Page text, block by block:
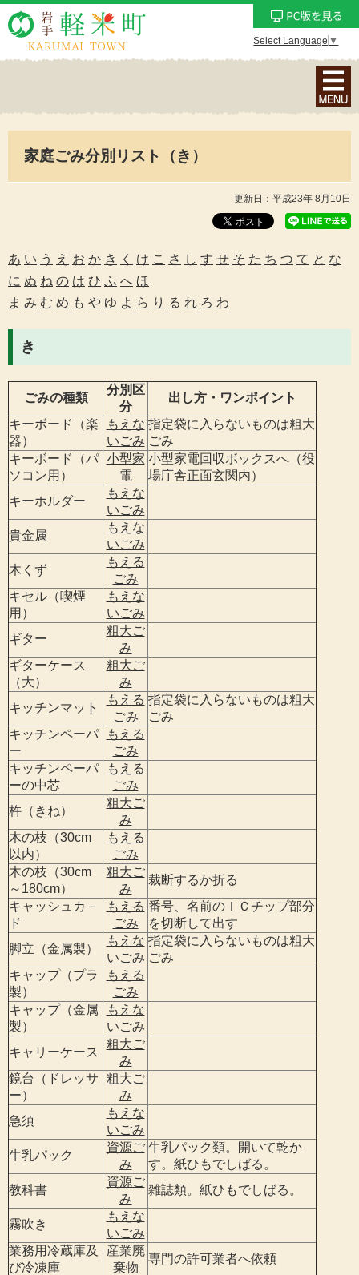
Select Language ▼
ナ
ビ
ン
メ
ュ
家庭ごみ分別リスト（き）
更新日：平成23年 8月10日
あ い う え お か き く け こ さ し す せ そ た ち つ て と な
に ぬ ね の は ひ ふ へ ほ
ま み む め も や ゆ よ ら り る れ ろ わ
き
ごみの種類
分別区
分
出し方・ワンポイント
キーボード（楽
器）
もえな
いごみ
指定袋に入らないものは粗大
ごみ
キーボード（パ
ソコン用）
小型家
電
小型家電回収ボックスへ（役
場庁舎正面玄関内）
キーホルダー
もえな
いごみ
貴金属
もえな
いごみ
木くず
もえる
ごみ
キセル（喫煙
用）
もえな
いごみ
ギター
粗大ご
み
ギターケース
（大）
粗大ご
み
キッチンマット
もえる
ごみ
指定袋に入らないものは粗大
ごみ
キッチンペーパ
ー
もえる
ごみ
キッチンペーパ
ーの中芯
もえる
ごみ
杵（きね）
粗大ご
み
木の枝（30cm
以内）
もえる
ごみ
木の枝（30cm
～180cm）
粗大ご
み
裁断するか折る
キャッシュカ－
ド
もえる
ごみ
番号、名前のＩＣチップ部分
を切断して出す
脚立（金属製）
もえな
いごみ
指定袋に入らないものは粗大
ごみ
キャップ（プラ
製）
もえる
ごみ
キャップ（金属
製）
もえな
いごみ
キャリーケース
粗大ご
み
鏡台（ドレッサ
ー）
粗大ご
み
急須
もえな
いごみ
牛乳パック
資源ご
み
牛乳パック類。開いて乾か
す。紙ひもでしばる。
教科書
資源ご
み
雑誌類。紙ひもでしばる。
霧吹き
もえな
いごみ
業務用冷蔵庫及
び冷凍庫
産業廃
棄物
専門の許可業者へ依頼